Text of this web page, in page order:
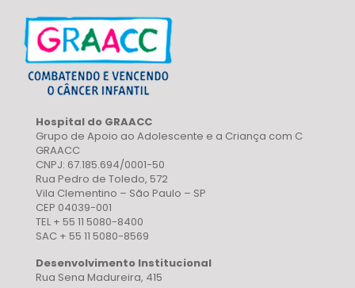
Hospital do GRAACC
Grupo de Apoio ao Adolescente e a Criança com C
GRAACC
CNPJ: 67.185.694/0001-50
Rua Pedro de Toledo, 572
Vila Clementino – São Paulo – SP
CEP 04039-001
TEL + 55 11 5080-8400
SAC + 55 11 5080-8569
Desenvolvimento Institucional
Rua Sena Madureira, 415